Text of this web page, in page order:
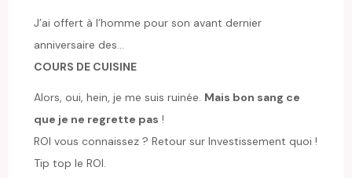
J’ai offert à l’homme pour son avant dernier
anniversaire des…
COURS DE CUISINE
Alors, oui, hein, je me suis ruinée. Mais bon sang ce
que je ne regrette pas !
ROI vous connaissez ? Retour sur Investissement quoi !
Tip top le ROI.